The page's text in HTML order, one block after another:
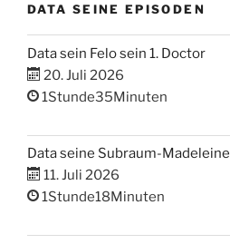
DATA SEINE EPISODEN
Data sein Felo sein 1. Doctor
20. Juli 2026
1Stunde35Minuten
Data seine Subraum-Madeleine
11. Juli 2026
1Stunde18Minuten